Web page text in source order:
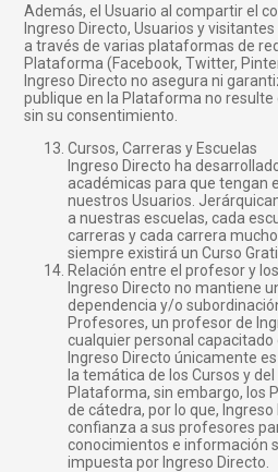
Además, el Usuario al compartir el
Ingreso Directo, Usuarios y
a través de varias plataformas de
Plataforma (Facebook, Twitter,
Ingreso Directo no asegura ni
publique en la Plataforma no
sin su consentimiento.
Cursos, Carreras y Escuelas
Ingreso Directo ha
académicas para que tengan
nuestros Usuarios.
a nuestras escuelas, cada
carreras y cada carrera
siempre existirá un Curso
Relación entre el profesor y
Ingreso Directo no mantiene
dependencia y/o
Profesores, un profesor de
cualquier personal capacitado
Ingreso Directo únicamente
la temática de los Cursos y
Plataforma, sin embargo, los
de cátedra, por lo que,
confianza a sus profesores
conocimientos e información
impuesta por Ingreso Directo.